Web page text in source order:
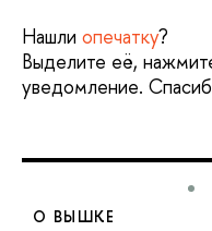
Нашли опечатку?
Выделите её,
уведомление.
О ВЫШКЕ